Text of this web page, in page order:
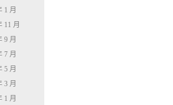
1 月
11 月
9 月
7 月
5 月
3 月
1 月